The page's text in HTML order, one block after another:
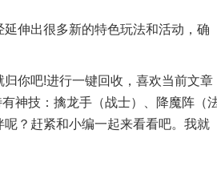
伸出很多新的特色玩法和活动，确
你吧!进行一键回收，喜欢当前文章
神技：擒龙手（战士）、降魔阵（
？赶紧和小编一起来看看吧。我就